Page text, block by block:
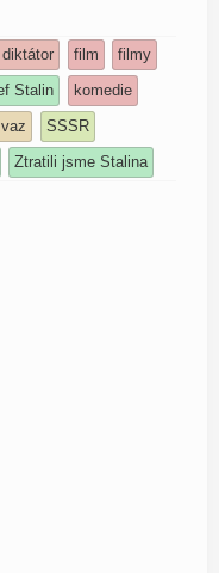
diktátor film
filmy
Stalin
komedie
SSSR
Ztratili jsme Stalina